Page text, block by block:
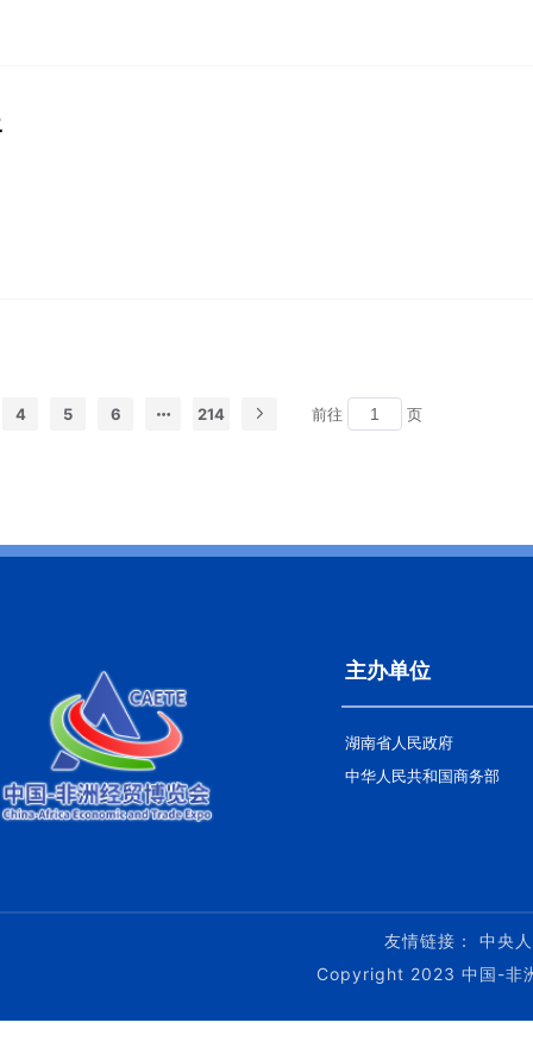
4 5 6 214 前往 页
主办单位
湖南省人民政府
中华人民共和国商务部
友情链接：
中央
Copyright 2023 中国-非